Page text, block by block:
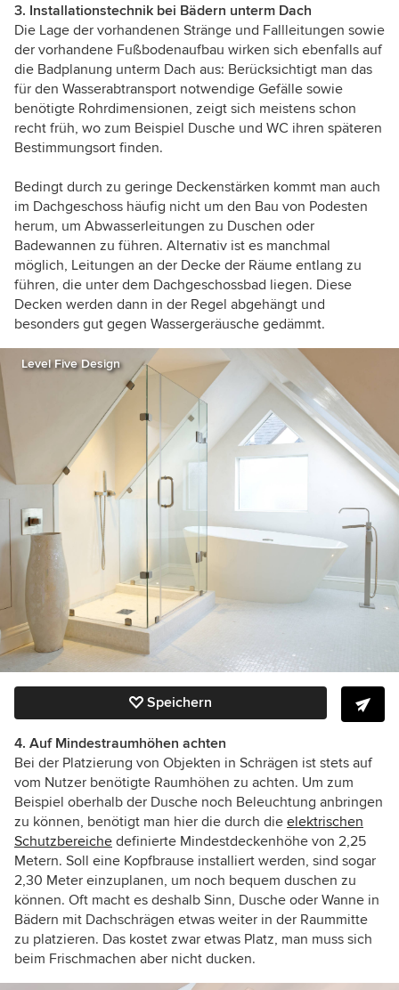
3. Installationstechnik bei Bädern unterm Dach
Die Lage der vorhandenen Stränge und Fallleitungen sowie
der vorhandene Fußbodenaufbau wirken sich ebenfalls auf
die Badplanung unterm Dach aus: Berücksichtigt man das
für den Wasserabtransport notwendige Gefälle sowie
benötigte Rohrdimensionen, zeigt sich meistens schon
recht früh, wo zum Beispiel Dusche und WC ihren späteren
Bestimmungsort finden.
Bedingt durch zu geringe Deckenstärken kommt man auch
im Dachgeschoss häufig nicht um den Bau von Podesten
herum, um Abwasserleitungen zu Duschen oder
Badewannen zu führen. Alternativ ist es manchmal
möglich, Leitungen an der Decke der Räume entlang zu
führen, die unter dem Dachgeschossbad liegen. Diese
Decken werden dann in der Regel abgehängt und
besonders gut gegen Wassergeräusche gedämmt.
Level Five Design
Speichern
4. Auf Mindestraumhöhen achten
Bei der Platzierung von Objekten in Schrägen ist stets auf
vom Nutzer benötigte Raumhöhen zu achten. Um zum
Beispiel oberhalb der Dusche noch Beleuchtung anbringen
zu können, benötigt man hier die durch die elektrischen
Schutzbereiche definierte Mindestdeckenhöhe von 2,25
Metern. Soll eine Kopfbrause installiert werden, sind sogar
2,30 Meter einzuplanen, um noch bequem duschen zu
können. Oft macht es deshalb Sinn, Dusche oder Wanne in
Bädern mit Dachschrägen etwas weiter in der Raummitte
zu platzieren. Das kostet zwar etwas Platz, man muss sich
beim Frischmachen aber nicht ducken.